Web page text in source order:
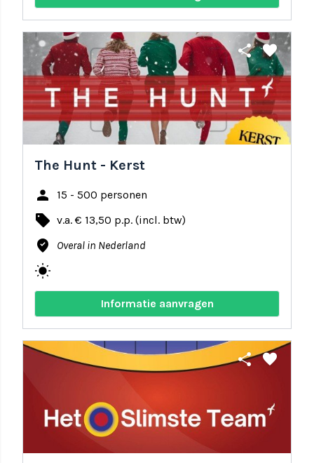
share favorite
The Hunt - Kerst
person 15 - 500 personen
local_offer v.a. € 13,50 p.p. (incl. btw)
where_to_vote Overal in Nederland
wb_sunny
Informatie aanvragen
share favorite